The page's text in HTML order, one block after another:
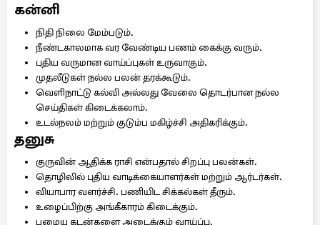
கன்னி
நிதி நிலை மேம்படும்.
நீண்டகாலமாக வர வேண்டிய பணம் கைக்கு வரும்.
புதிய வருமான வாய்ப்புகள் உருவாகும்.
முதலீடுகள் நல்ல பலன் தரக்கூடும்.
வெளிநாட்டு கல்வி அல்லது வேலை தொடர்பான நல்ல
செய்திகள் கிடைக்கலாம்.
உடல்நலம் மற்றும் குடும்ப மகிழ்ச்சி அதிகரிக்கும்.
தனுசு
குருவின் ஆதிக்க ராசி என்பதால் சிறப்பு பலன்கள்.
தொழிலில் புதிய வாடிக்கையாளர்கள் மற்றும் ஆர்டர்கள்.
வியாபார வளர்ச்சி. பணியிட சிக்கல்கள் தீரும்.
உழைப்பிற்கு அங்கீகாரம் கிடைக்கும்.
பழைய கடன்களை அடைக்கும் வாய்ப்பு.